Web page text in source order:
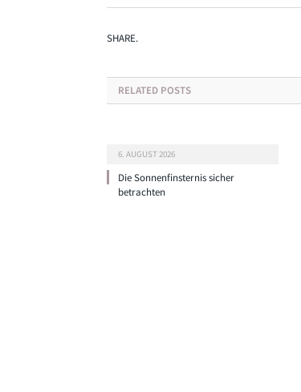
SHARE.
RELATED POSTS
6. AUGUST 2026
Die Sonnenfinsternis sicher
betrachten